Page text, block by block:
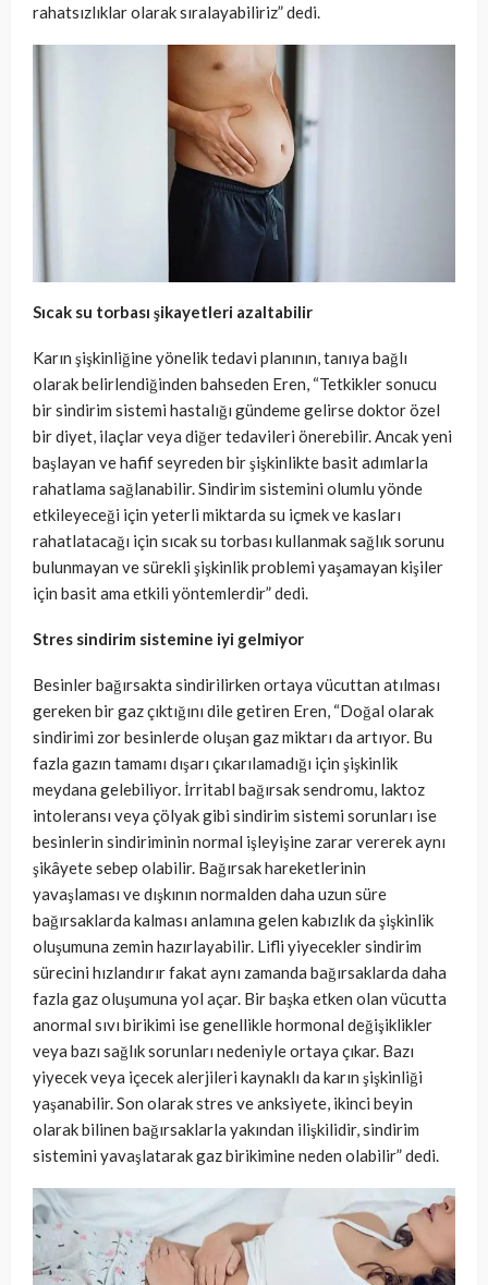
rahatsızlıklar olarak sıralayabiliriz” dedi.
Sıcak su torbası şikayetleri azaltabilir
Karın şişkinliğine yönelik tedavi planının, tanıya bağlı
olarak belirlendiğinden bahseden Eren, “Tetkikler sonucu
bir sindirim sistemi hastalığı gündeme gelirse doktor özel
bir diyet, ilaçlar veya diğer tedavileri önerebilir. Ancak yeni
başlayan ve hafif seyreden bir şişkinlikte basit adımlarla
rahatlama sağlanabilir. Sindirim sistemini olumlu yönde
etkileyeceği için yeterli miktarda su içmek ve kasları
rahatlatacağı için sıcak su torbası kullanmak sağlık sorunu
bulunmayan ve sürekli şişkinlik problemi yaşamayan kişiler
için basit ama etkili yöntemlerdir” dedi.
Stres sindirim sistemine iyi gelmiyor
Besinler bağırsakta sindirilirken ortaya vücuttan atılması
gereken bir gaz çıktığını dile getiren Eren, “Doğal olarak
sindirimi zor besinlerde oluşan gaz miktarı da artıyor. Bu
fazla gazın tamamı dışarı çıkarılamadığı için şişkinlik
meydana gelebiliyor. İrritabl bağırsak sendromu, laktoz
intoleransı veya çölyak gibi sindirim sistemi sorunları ise
besinlerin sindiriminin normal işleyişine zarar vererek aynı
şikâyete sebep olabilir. Bağırsak hareketlerinin
yavaşlaması ve dışkının normalden daha uzun süre
bağırsaklarda kalması anlamına gelen kabızlık da şişkinlik
oluşumuna zemin hazırlayabilir. Lifli yiyecekler sindirim
sürecini hızlandırır fakat aynı zamanda bağırsaklarda daha
fazla gaz oluşumuna yol açar. Bir başka etken olan vücutta
anormal sıvı birikimi ise genellikle hormonal değişiklikler
veya bazı sağlık sorunları nedeniyle ortaya çıkar. Bazı
yiyecek veya içecek alerjileri kaynaklı da karın şişkinliği
yaşanabilir. Son olarak stres ve anksiyete, ikinci beyin
olarak bilinen bağırsaklarla yakından ilişkilidir, sindirim
sistemini yavaşlatarak gaz birikimine neden olabilir” dedi.